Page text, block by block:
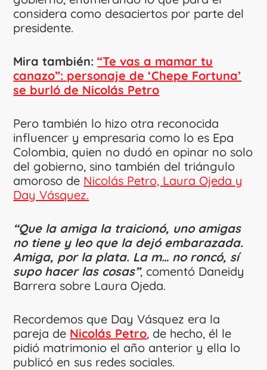
considera como desaciertos por parte del
presidente.
Mira también:“Te vas a mamar tu
canazo”: personaje de ‘Chepe Fortuna’
se burló de Nicolás Petro
Pero también lo hizo otra reconocida
influencer y empresaria como lo es Epa
Colombia, quien no dudó en opinar no solo
del gobierno, sino también del triángulo
amoroso de Nicolás Petro, Laura Ojeda y
Day Vásquez.
“Que la amiga la traicionó, uno amigas
no tiene y leo que la dejó embarazada.
Amiga, por la plata. La m… no roncó, sí
supo hacer las cosas”, comentó Daneidy
Barrera sobre Laura Ojeda.
Recordemos que Day Vásquez era la
pareja de Nicolás Petro, de hecho, él le
pidió matrimonio el año anterior y ella lo
publicó en sus redes sociales.